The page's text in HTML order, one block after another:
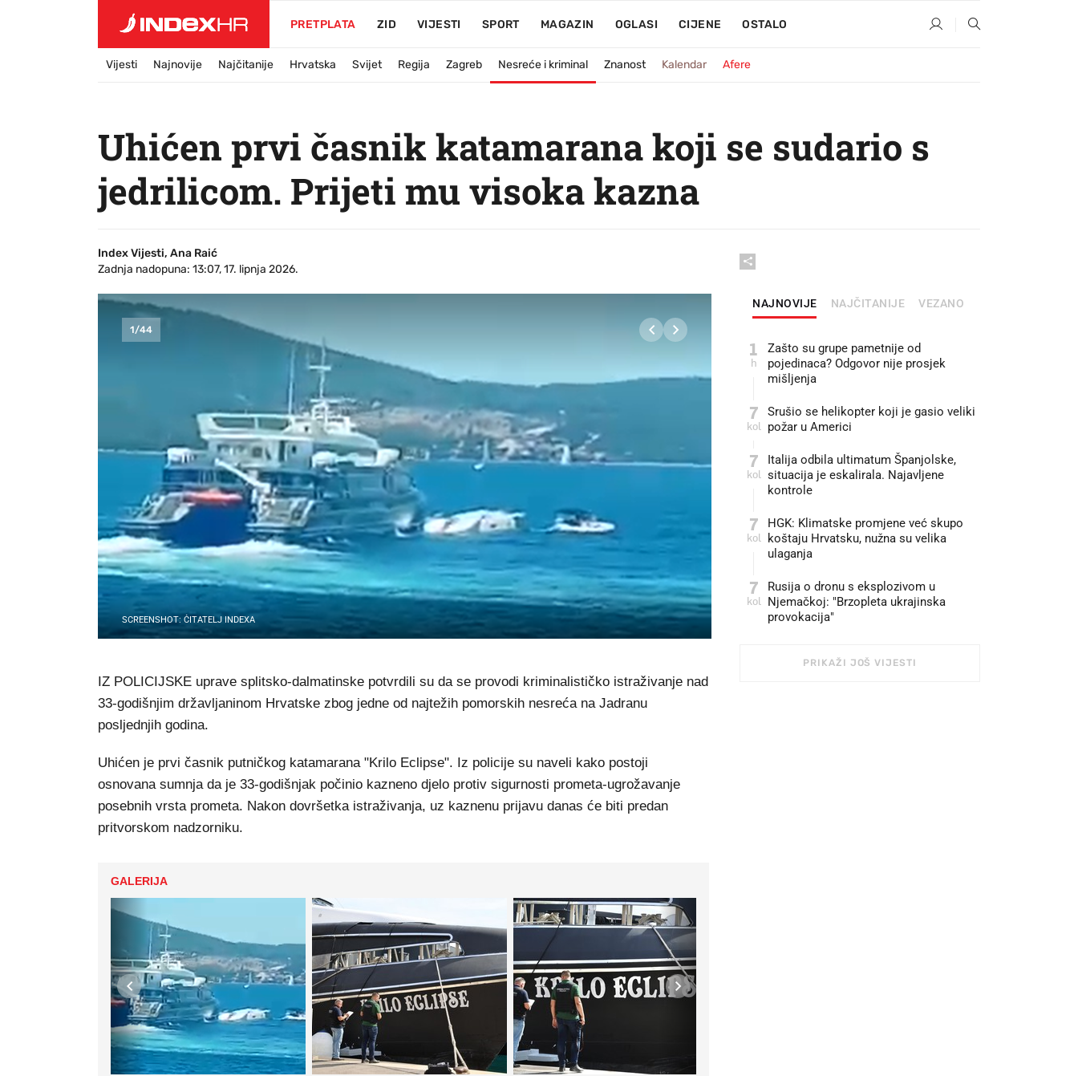
PRETPLATA ZID VIJESTI SPORT MAGAZIN OGLASI CIJENE OSTALO
Vijesti Najnovije Najčitanije Hrvatska Svijet Regija Zagreb Nesreće i kriminal Znanost Kalendar Afere
Uhićen prvi časnik katamarana koji se sudario s
jedrilicom. Prijeti mu visoka kazna
Index Vijesti, Ana Raić
Zadnja nadopuna: 13:07, 17. lipnja 2026.
1/44
SCREENSHOT: ČITATELJ INDEXA
IZ POLICIJSKE uprave splitsko-dalmatinske potvrdili su da se provodi kriminalističko istraživanje nad
33-godišnjim državljaninom Hrvatske zbog jedne od najtežih pomorskih nesreća na Jadranu
posljednjih godina.
Uhićen je prvi časnik putničkog katamarana "Krilo Eclipse". Iz policije su naveli kako postoji
osnovana sumnja da je 33-godišnjak počinio kazneno djelo protiv sigurnosti prometa-ugrožavanje
posebnih vrsta prometa. Nakon dovršetka istraživanja, uz kaznenu prijavu danas će biti predan
pritvorskom nadzorniku.
GALERIJA
NAJNOVIJE NAJČITANIJE VEZANO
1
h
Zašto su grupe pametnije od
pojedinaca? Odgovor nije prosjek
mišljenja
7
kol
Srušio se helikopter koji je gasio veliki
požar u Americi
7
kol
Italija odbila ultimatum Španjolske,
situacija je eskalirala. Najavljene
kontrole
7
kol
HGK: Klimatske promjene već skupo
koštaju Hrvatsku, nužna su velika
ulaganja
7
kol
Rusija o dronu s eksplozivom u
Njemačkoj: "Brzopleta ukrajinska
provokacija"
PRIKAŽI JOŠ VIJESTI